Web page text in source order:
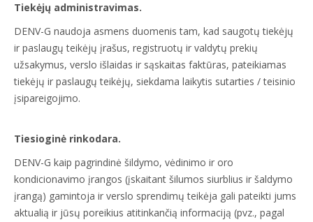
Tiekėjų administravimas.
DENV-G naudoja asmens duomenis tam, kad saugotų tiekėjų
ir paslaugų teikėjų įrašus, registruotų ir valdytų prekių
užsakymus, verslo išlaidas ir sąskaitas faktūras, pateikiamas
tiekėjų ir paslaugų teikėjų, siekdama laikytis sutarties / teisinio
įsipareigojimo.
Tiesioginė rinkodara.
DENV-G kaip pagrindinė šildymo, vėdinimo ir oro
kondicionavimo įrangos (įskaitant šilumos siurblius ir šaldymo
įrangą) gamintoja ir verslo sprendimų teikėja gali pateikti jums
aktualią ir jūsų poreikius atitinkančią informaciją (pvz., pagal